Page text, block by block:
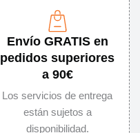
Envío GRATIS en
pedidos superiores
a 90€
Los servicios de entrega
están sujetos a
disponibilidad.